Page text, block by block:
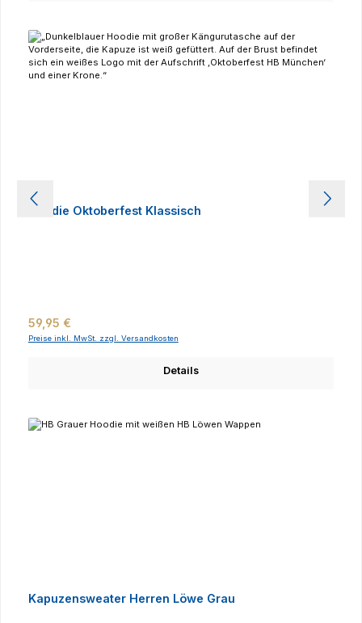
Hoodie Oktoberfest Klassisch
Regulärer Preis:
59,95 €
Preise inkl. MwSt. zzgl. Versandkosten
Details
Kapuzensweater Herren Löwe Grau